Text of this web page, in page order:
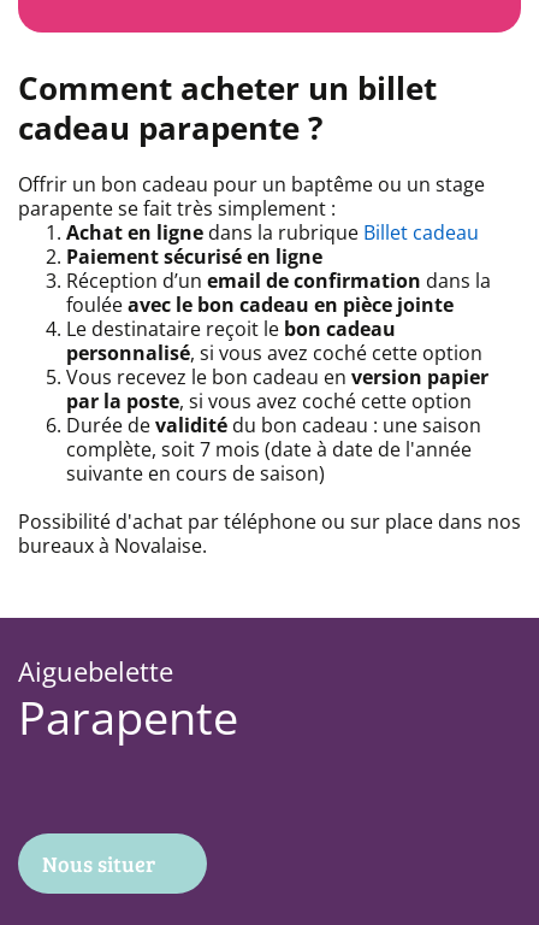
Comment acheter un billet
cadeau parapente ?
Offrir un bon cadeau pour un baptême ou un stage
parapente se fait très simplement :
Achat en ligne dans la rubrique Billet cadeau
Paiement sécurisé en ligne
Réception d’un email de confirmation dans la
fouléeavec le bon cadeau en pièce jointe
Le destinataire reçoit le bon cadeau
personnalisé, si vous avez coché cette option
Vous recevez le bon cadeau en version papier
par la poste, si vous avez coché cette option
Durée devalidité du bon cadeau : une saison
complète, soit 7 mois (date à date de l'année
suivante en cours de saison)
Possibilité d'achat par téléphone ou sur place dans nos
bureaux à Novalaise.
Aiguebelette
Parapente
Nous situer